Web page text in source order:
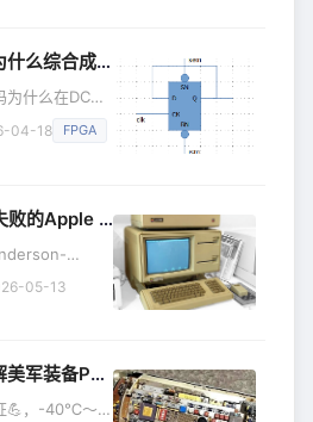
+
王炸组合的高
+ FPGA
创Titan-2或X
综合成了latch
什么在DC里
上却综合成
clk,
a; 我们可
处： 同时
04-18
FPGA
Lisa，居然被 FPGA
功“重制”了
也就是苹果
真祖。 只是
05-13
PCBA电子电路板！
💪，-40℃～